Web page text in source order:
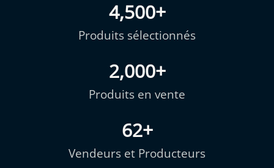
Produits sélectionnés
4,500+
Produits en vente
2,000+
Vendeurs et Producteurs
62+